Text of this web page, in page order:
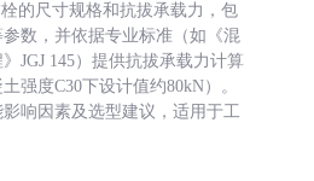
的尺寸规格和抗拔承载力，包
数，并依据专业标准（如《混
JGJ 145）提供抗拔承载力计算
强度C30下设计值约80kN）。
响因素及选型建议，适用于工